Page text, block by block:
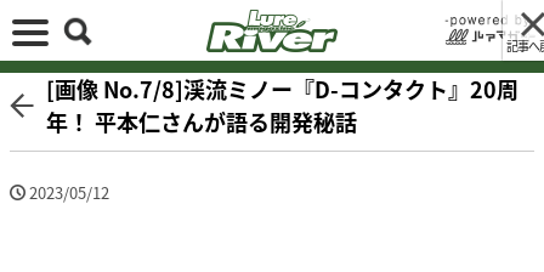
記事へ
[画像 No.7/8]渓流ミノー『D-コンタクト』20周
年！ 平本仁さんが語る開発秘話
2023/05/12